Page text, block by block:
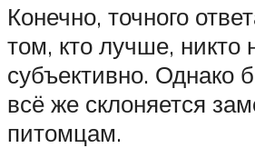
Конечно, точного
том, кто лучше, никто
субъективно. Однако
всё же склоняется
питомцам.